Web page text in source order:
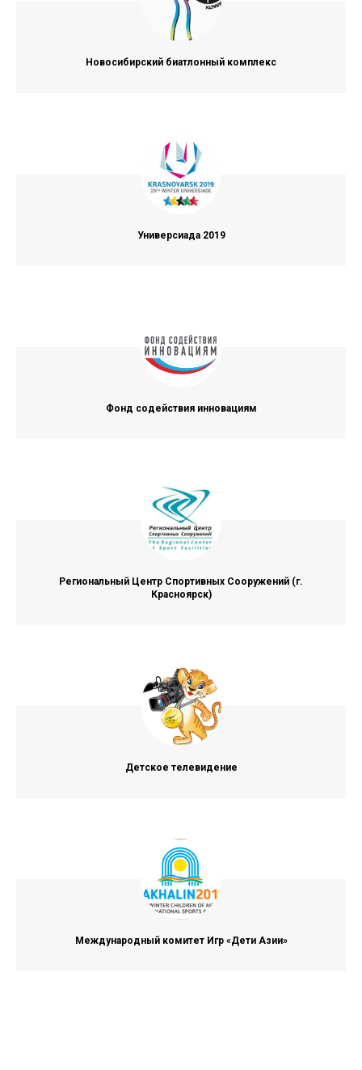
Новосибирский биатлонный комплекс
Универсиада 2019
Фонд содействия инновациям
Региональный Центр Спортивных Сооружений (г.
Красноярск)
Детское телевидение
Международный комитет Игр «Дети Азии»